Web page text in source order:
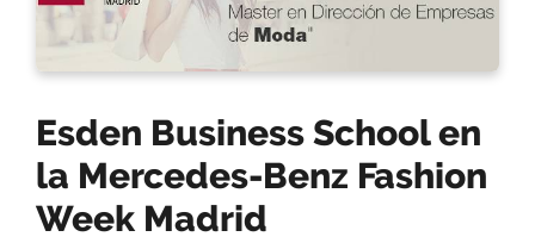
Esden Business School en
la Mercedes-Benz Fashion
Week Madrid